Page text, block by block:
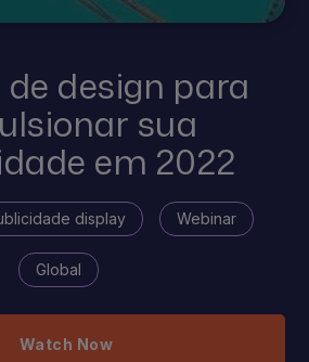
design para
sua
em 2022
display Webinar
Global
Watch Now